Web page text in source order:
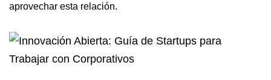
aprovechar esta relación.